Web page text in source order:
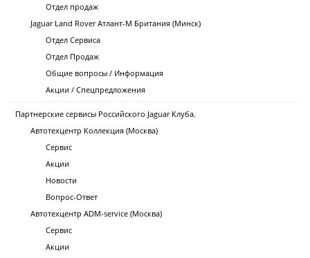
Отдел продаж
Jaguar Land Rover Атлант-М Британия (Минск)
Отдел Сервиса
Отдел Продаж
Общие вопросы / Информация
Акции / Спецпредложения
Партнерские сервисы Российского Jaguar Клуба.
Автотехцентр Коллекция (Москва)
Сервис
Акции
Новости
Вопрос-Ответ
Автотехцентр ADM-service (Москва)
Сервис
Акции